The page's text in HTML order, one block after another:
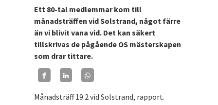
Ett 80-tal medlemmar kom till
månadsträffen vid Solstrand, något färre
än vi blivit vana vid. Det kan säkert
tillskrivas de pågående OS mästerskapen
som drar tittare.
Månadsträff 19.2 vid Solstrand, rapport.